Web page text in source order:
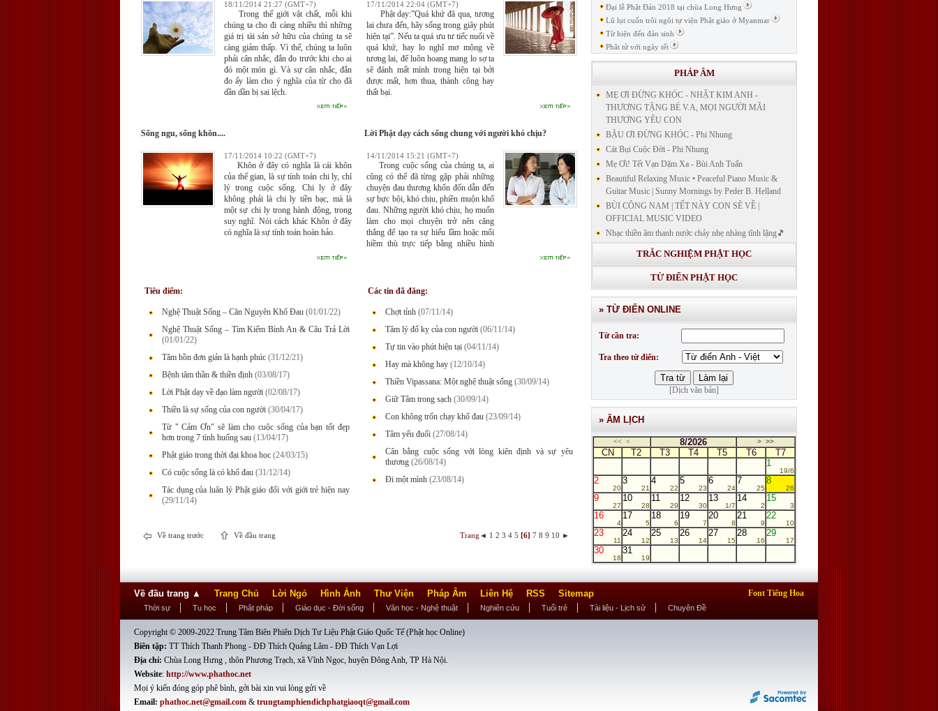
18/11/2014 21:27 (GMT+7)
Trong thế giới vật chất, mỗi khi
chúng ta cho đi càng nhiều thì những
giá trị tài sản sở hữu của chúng ta sẽ
càng giảm thấp. Vì thế, chúng ta luôn
phải cân nhắc, đắn đo trước khi cho ai
đó một món gì. Và sự cân nhắc, đắn
đo ấy làm cho ý nghĩa của từ cho đã
dần dần bị sai lệch.
17/11/2014 22:04 (GMT+7)
Phật dạy:”Quá khứ đã qua, tương
lai chưa đến, hãy sống trong giây phút
hiện tại”. Nếu ta quá ưu tư tiếc nuối về
quá khứ, hay lo nghĩ mơ mộng về
tương lai, để luôn hoang mang lo sợ ta
sẽ đánh mất mình trong hiện tại bởi
được mất, hơn thua, thành công hay
thất bại.
Sống ngu, sống khôn....
17/11/2014 10:22 (GMT+7)
Khôn ở đây có nghĩa là cái khôn
của thế gian, là sự tính toán chi ly, chí
lý trong cuộc sống. Chi ly ở đây
không phải là chi ly tiền bạc, mà là
một sự chi ly trong hành động, trong
suy nghĩ. Nói cách khác Khôn ở đây
có nghĩa là sự tính toán hoàn hảo.
Lời Phật dạy cách sống chung với người khó chịu?
14/11/2014 15:21 (GMT+7)
Trong cuộc sống của chúng ta, ai
cũng có thể đã từng gặp phải những
chuyện đau thương khốn đốn dẫn đến
sự bực bội, khó chịu, phiền muộn khổ
đau. Những người khó chịu, họ muốn
làm cho mọi chuyện trở nên căng
thẳng để tạo ra sự hiểu lầm hoặc mối
hiềm thù trực tiếp bằng nhiều hình
Tiêu điểm:
Nghệ Thuật Sống – Căn Nguyên Khổ Đau (01/01/22)
Nghệ Thuật Sống – Tìm Kiếm Bình An & Câu Trả Lời
(01/01/22)
Tâm hồn đơn giản là hạnh phúc (31/12/21)
Bệnh tâm thần & thiền định (03/08/17)
Lời Phật dạy về đạo làm người (02/08/17)
Thiền là sự sống của con người (30/04/17)
Từ " Cảm Ơn" sẽ làm cho cuộc sống của bạn tốt đẹp
hơn trong 7 tình huống sau (13/04/17)
Phật giáo trong thời đại khoa học (24/03/15)
Có cuộc sống là có khổ đau (31/12/14)
Tác dụng của luân lý Phật giáo đối với giới trẻ hiện nay
(29/11/14)
Các tin đã đăng:
Chợt tỉnh (07/11/14)
Tâm lý đố kỵ của con người (06/11/14)
Tự tin vào phút hiện tại (04/11/14)
Hay mà không hay (12/10/14)
Thiền Vipassana: Một nghệ thuật sống (30/09/14)
Giữ Tâm trong sạch (30/09/14)
Con không trốn chạy khổ đau (23/09/14)
Tâm yếu đuối (27/08/14)
Cân bằng cuộc sống với lòng kiên định và sự yêu
thương (26/08/14)
Đi một mình (23/08/14)
Về trang trước Về đầu trang Trang ◄ 1 2 3 4 5 [6] 7 8 9 10 ►
Đại lễ Phật Đản 2018 tại chùa Long Hưng
Lũ lụt cuốn trôi ngôi tự viện Phật giáo ở Myanmar
Từ hiện đến đản sinh
Phât tử với ngày tết
PHÁP ÂM
MẸ ƠI ĐỪNG KHÓC - NHẬT KIM ANH -
THƯƠNG TẶNG BÉ V.A, MỌI NGƯỜI MÃI
THƯƠNG YÊU CON
BẬU ƠI ĐỪNG KHÓC - Phi Nhung
Cát Bụi Cuộc Đời - Phi Nhung
Mẹ Ơi! Tết Vạn Dặm Xa - Bùi Anh Tuấn
Beautiful Relaxing Music • Peaceful Piano Music &
Guitar Music | Sunny Mornings by Peder B. Helland
BÙI CÔNG NAM | TẾT NÀY CON SẼ VỀ |
OFFICIAL MUSIC VIDEO
Nhạc thiền âm thanh nước chảy nhẹ nhàng tĩnh lặng🎵
Nhạc thiền lặng tâm
KINH BẢN NGUYỆN CÔNG ĐỨC DƯỢC SƯ
LƯU LY QUANG NHƯ LAI"
GIẢNG GIẢI KINH DƯỢC SƯ - BÀI 14/ GIẢNG
GIẢI KINH BẢN NGUYỆN CÔNG ĐỨC DƯỢC
SƯ LƯU LY QUANG NHƯ LAI
GIẢNG GIẢI KINH DƯỢC SƯ
TRẮC NGHIỆM PHẬT HỌC
TỪ ĐIỂN PHẬT HỌC
» TỪ ĐIỂN ONLINE
Từ cần tra:
Tra theo từ điển:
[Dịch văn bản]
» ÂM LỊCH
<< < 8/2026 > >>
CN T2 T3 T4 T5 T6
T7
1
19/6
2
20
3
21
4
22
5
23
6
24
7
25
8
26
9
27
10
28
11
29
12
30
13
1/7
14
2
15
3
16
4
17
5
18
6
19
7
20
8
21
9
22
10
23
11
24
12
25
13
26
14
27
15
28
16
29
17
30
18
31
19
Về đầu trang ▲ Trang Chủ Lời Ngỏ Hình Ảnh Thư Viện Pháp Âm Liên Hệ RSS Sitemap Font Tiếng Hoa
Thời sự Tu học Phật pháp Giáo dục - Đời sống Văn học - Nghệ thuật Nghiên cứu Tuổi trẻ Tài liệu - Lịch sử Chuyên Đề
Copyright © 2009-2022 Trung Tâm Biên Phiên Dịch Tư Liệu Phật Giáo Quốc Tế (Phật học Online)
Biên tập: TT Thích Thanh Phong - ĐĐ Thích Quảng Lâm - ĐĐ Thích Vạn Lợi
Địa chỉ: Chùa Long Hưng , thôn Phương Trạch, xã Vĩnh Ngọc, huyện Đông Anh, TP Hà Nội.
Website: http://www.phathoc.net
Mọi ý kiến đóng góp phê bình, gởi bài xin vui lòng gửi về
Email: phathoc.net@gmail.com & trungtamphiendichphatgiaoqt@gmail.com